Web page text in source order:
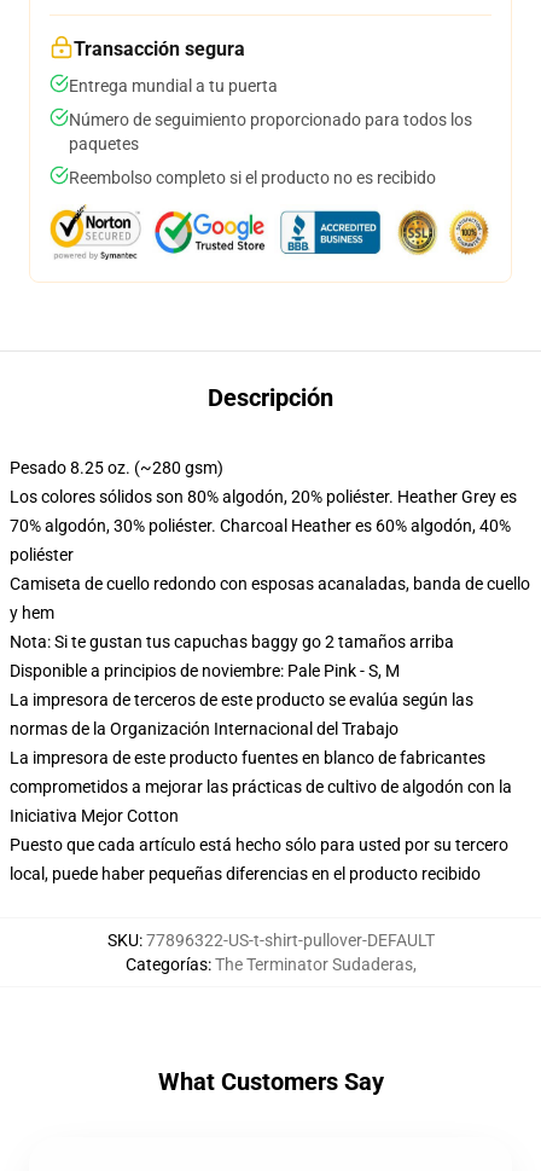
Transacción segura
Entrega mundial a tu puerta
Número de seguimiento proporcionado para todos los
paquetes
Reembolso completo si el producto no es recibido
Descripción
Pesado 8.25 oz. (~280 gsm)
Los colores sólidos son 80% algodón, 20% poliéster. Heather Grey es
70% algodón, 30% poliéster. Charcoal Heather es 60% algodón, 40%
poliéster
Camiseta de cuello redondo con esposas acanaladas, banda de cuello
y hem
Nota: Si te gustan tus capuchas baggy go 2 tamaños arriba
Disponible a principios de noviembre: Pale Pink - S, M
La impresora de terceros de este producto se evalúa según las
normas de la Organización Internacional del Trabajo
La impresora de este producto fuentes en blanco de fabricantes
comprometidos a mejorar las prácticas de cultivo de algodón con la
Iniciativa Mejor Cotton
Puesto que cada artículo está hecho sólo para usted por su tercero
local, puede haber pequeñas diferencias en el producto recibido
SKU:77896322-US-t-shirt-pullover-DEFAULT
Categorías:The Terminator Sudaderas,
What Customers Say